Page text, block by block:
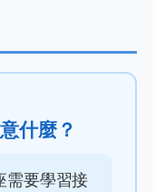
什麼？
需要學習接